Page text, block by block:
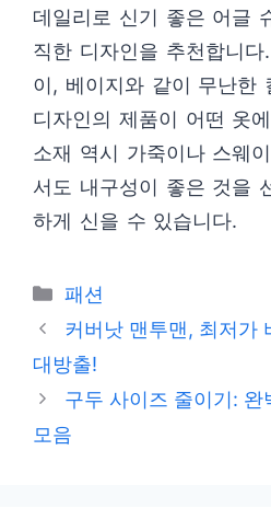
데일리로 신기 좋은 어글
직한 디자인을 추천합니
이, 베이지와 같이 무난한
디자인의 제품이 어떤 옷
소재 역시 가죽이나 스웨
서도 내구성이 좋은 것을
하게 신을 수 있습니다.
카
테
리
패션
커버낫 맨투맨, 최저가
대방출!
구두 사이즈 줄이기: 완
모음